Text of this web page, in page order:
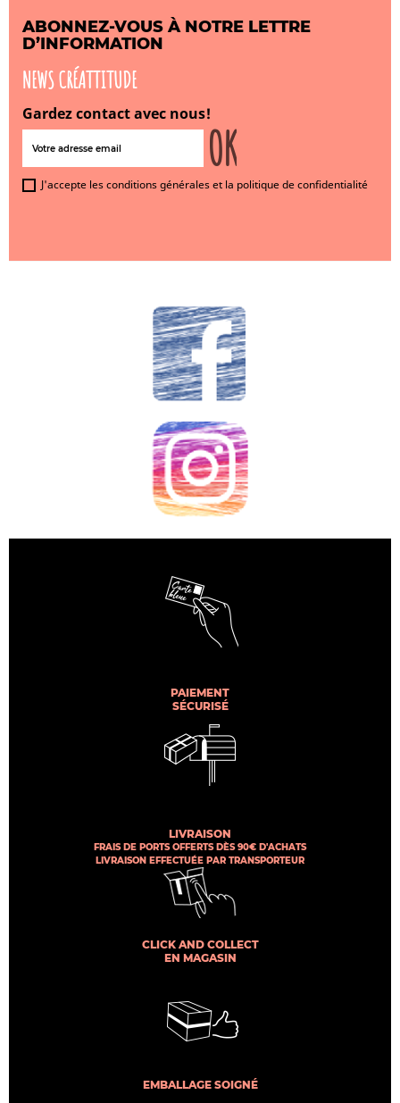
ABONNEZ-VOUS À NOTRE LETTRE
D’INFORMATION
NEWS CRÉATTITUDE
Gardez contact avec nous!
J'accepte les conditions générales et la politique de confidentialité
PAIEMENT
SÉCURISÉ
LIVRAISON
FRAIS DE PORTS OFFERTS DÈS 90€ D'ACHATS
LIVRAISON EFFECTUÉE PAR TRANSPORTEUR
CLICK AND COLLECT
EN MAGASIN
EMBALLAGE SOIGNÉ